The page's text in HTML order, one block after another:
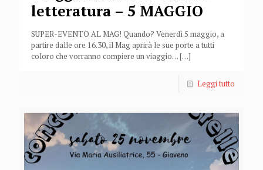
letteratura – 5 MAGGIO
SUPER-EVENTO AL MAG! Quando? Venerdì 5 maggio, a
partire dalle ore 16.30, il Mag aprirà le sue porte a tutti
coloro che vorranno compiere un viaggio…[…]
Leggi tutto